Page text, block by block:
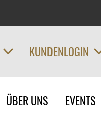
KUNDENLOGIN
Navigation
überspringen
ÜBER UNS EVENTS